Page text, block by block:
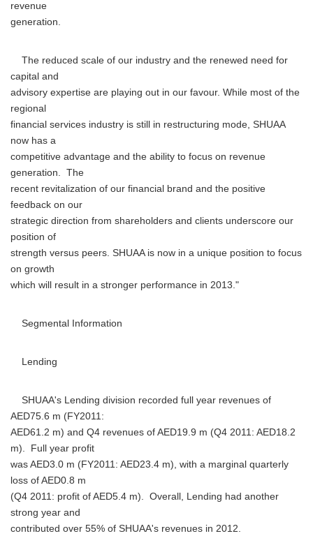
revenue
generation.
The reduced scale of our industry and the renewed need for
capital and
advisory expertise are playing out in our favour. While most of the
regional
financial services industry is still in restructuring mode, SHUAA
now has a
competitive advantage and the ability to focus on revenue
generation. The
recent revitalization of our financial brand and the positive
feedback on our
strategic direction from shareholders and clients underscore our
position of
strength versus peers. SHUAA is now in a unique position to focus
on growth
which will result in a stronger performance in 2013."
Segmental Information
Lending
SHUAA's Lending division recorded full year revenues of
AED75.6 m (FY2011:
AED61.2 m) and Q4 revenues of AED19.9 m (Q4 2011: AED18.2
m). Full year profit
was AED3.0 m (FY2011: AED23.4 m), with a marginal quarterly
loss of AED0.8 m
(Q4 2011: profit of AED5.4 m). Overall, Lending had another
strong year and
contributed over 55% of SHUAA's revenues in 2012.